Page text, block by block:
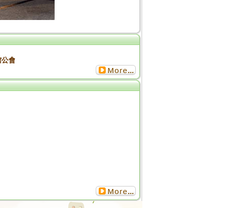
心旅宿觀摩活動
會辦理「2020防火管理人」複訓班簡章